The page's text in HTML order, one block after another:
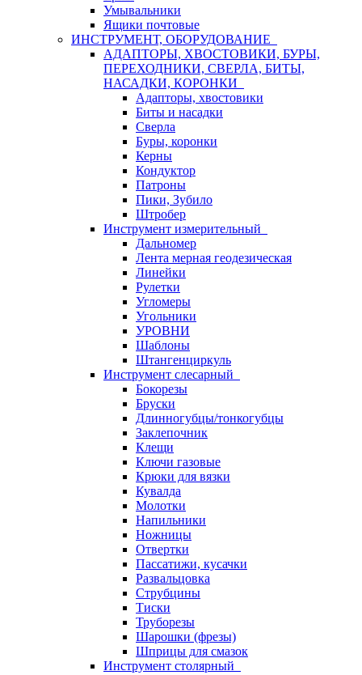
Умывальники
Ящики почтовые
ИНСТРУМЕНТ, ОБОРУДОВАНИЕ
АДАПТОРЫ, ХВОСТОВИКИ, БУРЫ,
ПЕРЕХОДНИКИ, СВЕРЛА, БИТЫ,
НАСАДКИ, КОРОНКИ
Адапторы, хвостовики
Биты и насадки
Сверла
Буры, коронки
Керны
Кондуктор
Патроны
Пики, Зубило
Штробер
Инструмент измерительный
Дальномер
Лента мерная геодезическая
Линейки
Рулетки
Угломеры
Угольники
УРОВНИ
Шаблоны
Штангенциркуль
Инструмент слесарный
Бокорезы
Бруски
Длинногубцы/тонкогубцы
Заклепочник
Клещи
Ключи газовые
Крюки для вязки
Кувалда
Молотки
Напильники
Ножницы
Отвертки
Пассатижи, кусачки
Развальцовка
Струбцины
Тиски
Труборезы
Шарошки (фрезы)
Шприцы для смазок
Инструмент столярный